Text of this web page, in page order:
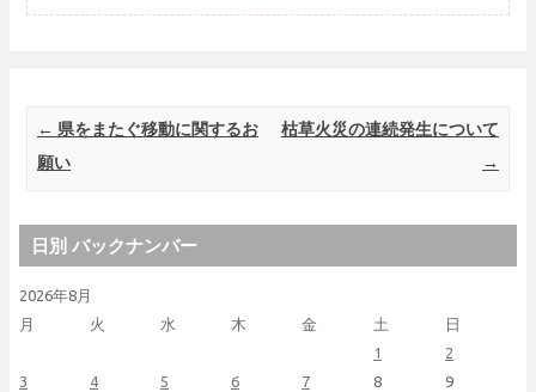
Post navigation
← 県をまたぐ移動に関するお
願い
枯草火災の連続発生について
→
日別 バックナンバー
2026年8月
月
火 水 木 金 土 日
1
2
3
4 5 6 7 8
9